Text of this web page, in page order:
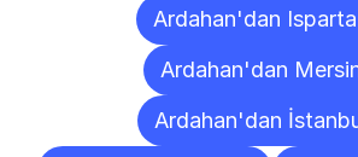
Ardahan'dan
Ardahan'dan
Ardahan'dan